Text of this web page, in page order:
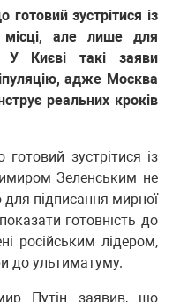
готовий зустрітися із
але лише для
У Києві такі заяви
адже Москва
реальних кроків
зустрітися із
Зеленським не
підписання мирної
готовність до
російським лідером,
до ультиматуму.
Путін заявив, що